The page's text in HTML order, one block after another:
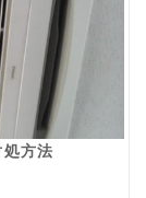
方法